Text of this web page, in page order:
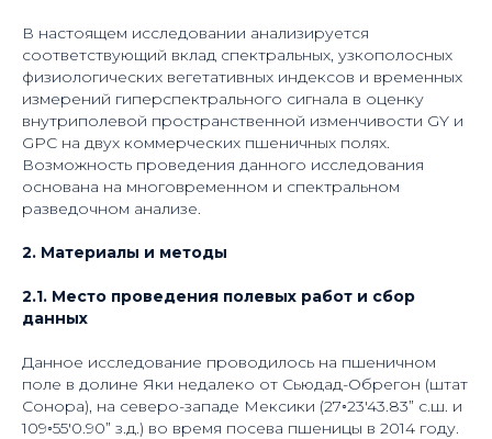
В настоящем исследовании анализируется
соответствующий вклад спектральных, узкополосных
физиологических вегетативных индексов и временных
измерений гиперспектрального сигнала в оценку
внутриполевой пространственной изменчивости GY и
GPC на двух коммерческих пшеничных полях.
Возможность проведения данного исследования
основана на многовременном и спектральном
разведочном анализе.
2. Материалы и методы
2.1. Место проведения полевых работ и сбор
данных
Данное исследование проводилось на пшеничном
поле в долине Яки недалеко от Сьюдад-Обрегон (штат
Сонора), на северо-западе Мексики (27◦23′43.83” с.ш. и
109◦55′0.90” з.д.) во время посева пшеницы в 2014 году.